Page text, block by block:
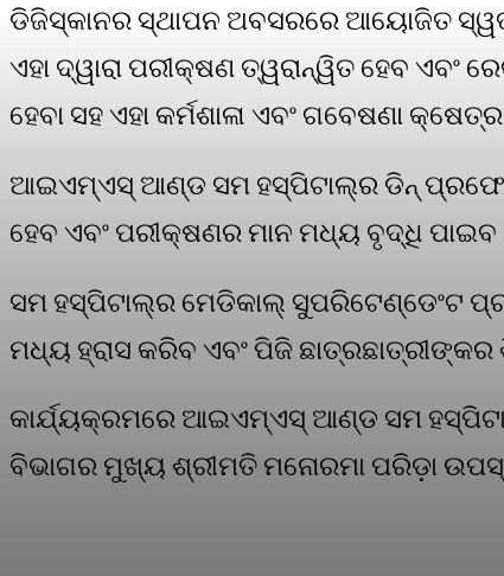
ଡିଜିସ୍କାନର ସ୍ଥାପନ ଅବସରରେ ଆୟୋଜିତ
ଏହା ଦ୍ୱାରା ପରୀକ୍ଷଣ ତ୍ୱରାନ୍ୱିତ ହେବ ଏବଂ
ହେବା ସହ ଏହା କର୍ମଶାଳା ଏବଂ ଗବେଷଣା
ଆଇଏମ୍‌ଏସ୍ ଆଣ୍ଡ ସମ ହସ୍ପିଟାଲ୍‌ର ଡିନ୍
ହେବ ଏବଂ ପରୀକ୍ଷଣର ମାନ ମଧ୍ୟ ବୃଦ୍ଧି ପାଇବ
ସମ ହସ୍ପିଟାଲ୍‌ର ମେଡିକାଲ୍ ସୁପରିଟେଣ୍ଡେଂଟ
ମଧ୍ୟ ହ୍ରାସ କରିବ ଏବଂ ପିଜି
କାର୍ଯ୍ୟକ୍ରମରେ ଆଇଏମ୍‌ଏସ୍ ଆଣ୍ଡ ସମ
ବିଭାଗର ମୁଖ୍ୟ ଶ୍ରୀମତି ମନୋରମା ପରିଡ଼ା